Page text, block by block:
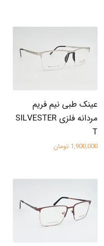
عینک طبی نیم فریم
مردانه فلزی SILVESTER
T
1,900,000 تومان